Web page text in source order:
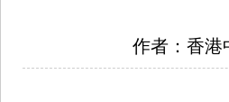
作者：香